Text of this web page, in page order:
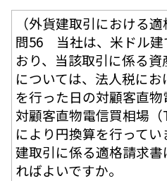
（外貨建取引における
問56 当社は、米ドル建
おり、当該取引に係る
については、法人税に
を行った日の対顧客直
対顧客直物電信買相場（
により円換算を行って
建取引に係る適格請求
ればよいですか。